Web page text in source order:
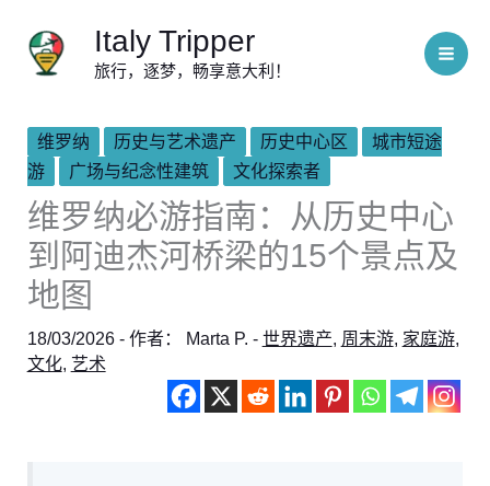
Italy Tripper
旅行，逐梦，畅享意大利！
维罗纳 历史与艺术遗产 历史中心区
城市短途
游
广场与纪念性建筑 文化探索者
维罗纳必游指南：从历史中心
到阿迪杰河桥梁的15个景点及
地图
18/03/2026 - 作者： Marta P. - 世界遗产, 周末游, 家庭游,
文化, 艺术